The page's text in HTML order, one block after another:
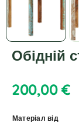
Обідній
200,00€
Матеріал від